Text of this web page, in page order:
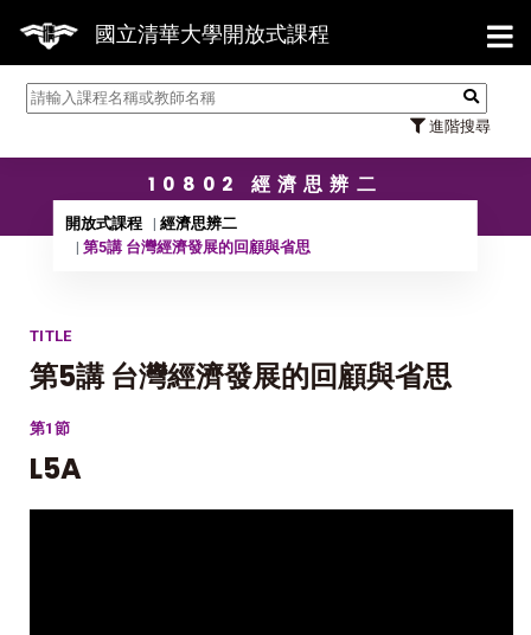
國立清華大學開放式課程
進階搜尋
【7/
10802 經濟思辨二
開放式課程
經濟思辨二
第5講 台灣經濟發展的回顧與省思
TITLE
第5講 台灣經濟發展的回顧與省思
第1節
L5A